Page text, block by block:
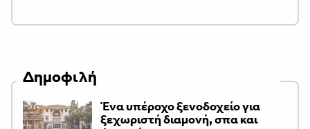
Δημοφιλή
Ένα υπέροχο ξενοδοχείο για
ξεχωριστή διαμονή, σπα και